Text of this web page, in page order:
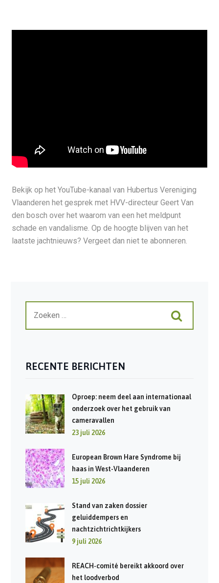
Bekijk op het YouTube-kanaal van Hubertus Vereniging
Vlaanderen het gesprek met HVV-directeur Geert Van
den bosch over het waarom van een het meldpunt
schade en vandalisme. Op de hoogte blijven van het
laatste jachtnieuws? Vergeet dan niet te abonneren.
RECENTE BERICHTEN
Oproep: neem deel aan internationaal
onderzoek over het gebruik van
cameravallen
23 juli 2026
European Brown Hare Syndrome bij
haas in West-Vlaanderen
15 juli 2026
Stand van zaken dossier
geluiddempers en
nachtzichtrichtkijkers
9 juli 2026
REACH-comité bereikt akkoord over
het loodverbod